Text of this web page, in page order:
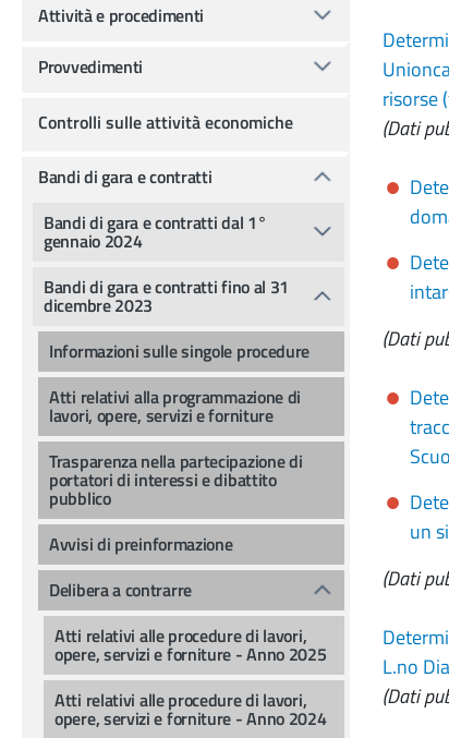
risorse
(Dati
(Dati
un
(Dati
L.no
(Dati
Attività e procedimenti
Provvedimenti
Controlli sulle attività economiche
Bandi di gara e contratti
Bandi di gara e contratti dal 1°
gennaio 2024
Bandi di gara e contratti fino al 31
dicembre 2023
Informazioni sulle singole procedure
Atti relativi alla programmazione di
lavori, opere, servizi e forniture
Trasparenza nella partecipazione di
portatori di interessi e dibattito
pubblico
Avvisi di preinformazione
Delibera a contrarre
Atti relativi alle procedure di lavori,
opere, servizi e forniture - Anno 2025
Atti relativi alle procedure di lavori,
opere, servizi e forniture - Anno 2024